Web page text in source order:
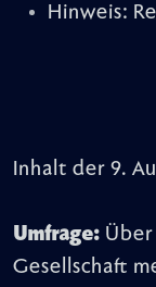
Hinweis:
Inhalt der 9.
Umfrage:
Gesellschaft